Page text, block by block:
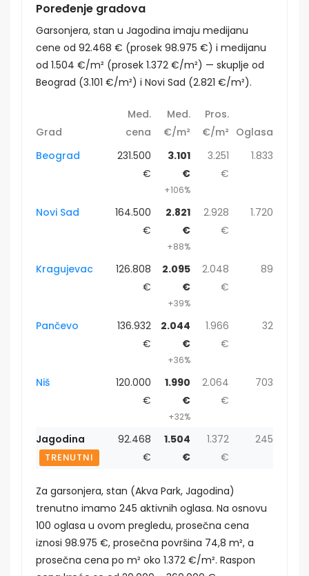
Poređenje gradova
Garsonjera, stan u Jagodina imaju medijanu
cene od 92.468 € (prosek 98.975 €) i medijanu
od 1.504 €/m² (prosek 1.372 €/m²) — skuplje od
Beograd (3.101 €/m²) i Novi Sad (2.821 €/m²).
Grad
Med.
cena
Med.
€/m²
Pros.
€/m² Oglasa
Beograd
231.500
€
3.101
€
+106%
3.251
€
1.833
Novi Sad
164.500
€
2.821
€
+88%
2.928
€
1.720
Kragujevac
126.808
€
2.095
€
+39%
2.048
€
89
Pančevo
136.932
€
2.044
€
+36%
1.966
€
32
Niš
120.000
€
1.990
€
+32%
2.064
€
703
Jagodina
TRENUTNI
92.468
€
1.504
€
1.372
€
245
Za garsonjera, stan (Akva Park, Jagodina)
trenutno imamo 245 aktivnih oglasa. Na osnovu
100 oglasa u ovom pregledu, prosečna cena
iznosi 98.975 €, prosečna površina 74,8 m², a
prosečna cena po m² oko 1.372 €/m². Raspon